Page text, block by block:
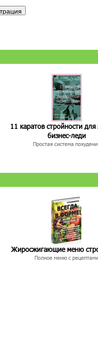
11 каратов стройности для
бизнес-леди
Простая система
Жиросжигающие меню
Полное меню с рецептами